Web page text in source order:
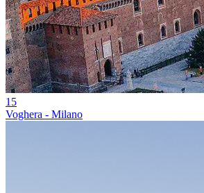
15
Voghera - Milano